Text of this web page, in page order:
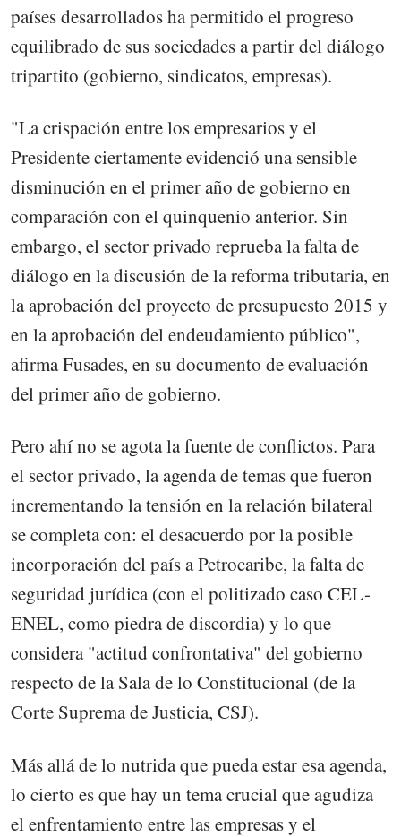
países desarrollados ha permitido el progreso
equilibrado de sus sociedades a partir del diálogo
tripartito (gobierno, sindicatos, empresas).
"La crispación entre los empresarios y el
Presidente ciertamente evidenció una sensible
disminución en el primer año de gobierno en
comparación con el quinquenio anterior. Sin
embargo, el sector privado reprueba la falta de
diálogo en la discusión de la reforma tributaria, en
la aprobación del proyecto de presupuesto 2015 y
en la aprobación del endeudamiento público",
afirma Fusades, en su documento de evaluación
del primer año de gobierno.
Pero ahí no se agota la fuente de conflictos. Para
el sector privado, la agenda de temas que fueron
incrementando la tensión en la relación bilateral
se completa con: el desacuerdo por la posible
incorporación del país a Petrocaribe, la falta de
seguridad jurídica (con el politizado caso CEL-
ENEL, como piedra de discordia) y lo que
considera "actitud confrontativa" del gobierno
respecto de la Sala de lo Constitucional (de la
Corte Suprema de Justicia, CSJ).
Más allá de lo nutrida que pueda estar esa agenda,
lo cierto es que hay un tema crucial que agudiza
el enfrentamiento entre las empresas y el